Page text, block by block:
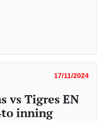
17/11/2024
vs Tigres EN
inning